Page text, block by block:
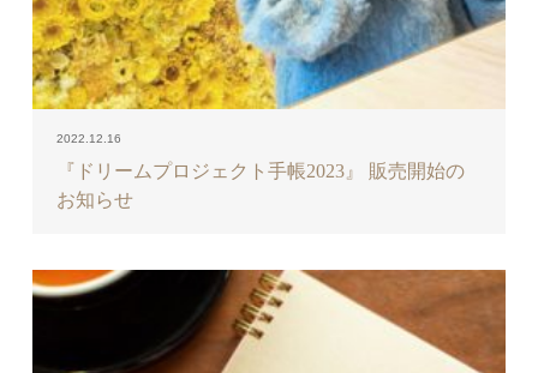
2022.12.16
『ドリームプロジェクト手帳2023』 販売開始の
お知らせ